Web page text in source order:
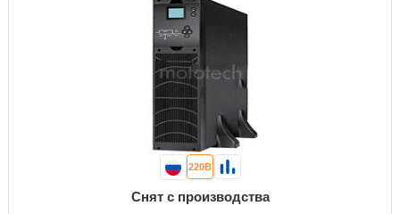
220В
Снят с производства